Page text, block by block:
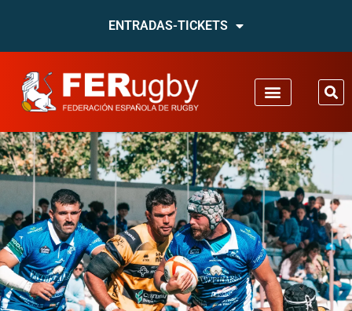
ENTRADAS-TICKETS